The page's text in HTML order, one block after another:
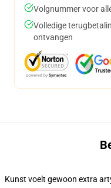
Volgnummer voor
Volledige
ontvangen
Kunst voelt gewoon extra